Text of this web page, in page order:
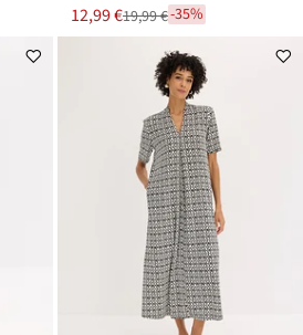
Nová
cena
12,99 €
Zľava 19,99 €-35%